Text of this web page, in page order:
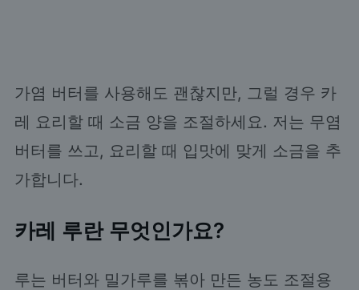
가염 버터를 사용해도 괜찮지만, 그럴 경우 카
레 요리할 때 소금 양을 조절하세요. 저는 무염
버터를 쓰고, 요리할 때 입맛에 맞게 소금을 추
가합니다.
카레 루란 무엇인가요?
루는 버터와 밀가루를 볶아 만든 농도 조절용